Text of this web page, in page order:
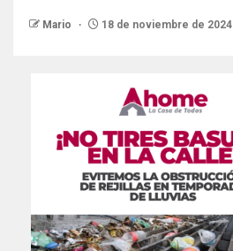
Mario 18 de noviembre de 2024